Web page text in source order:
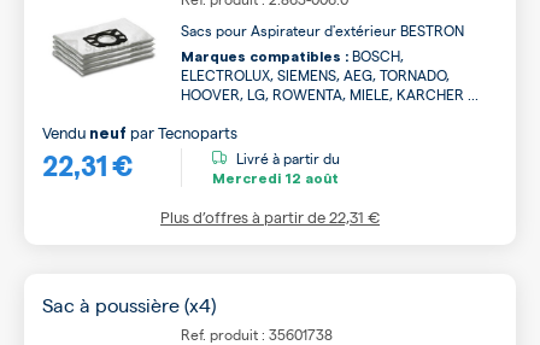
Sacs pour Aspirateur d'extérieur BESTRON
Marques compatibles : BOSCH,
ELECTROLUX, SIEMENS, AEG, TORNADO,
HOOVER, LG, ROWENTA, MIELE, KARCHER ...
22,31 €
Vendu neuf parTecnoparts
Livré à partir du
Mercredi 12 août
Plus d’offres à partir de22,31 €
Sac à poussière (x4)
Ref. produit : 35601738